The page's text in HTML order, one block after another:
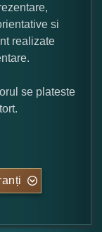
si
realizate
se plateste